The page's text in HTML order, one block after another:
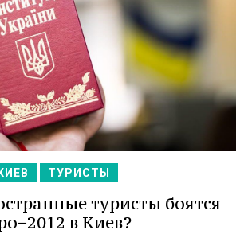
ТУРИСТЫ
туристы боятся
в Киев?